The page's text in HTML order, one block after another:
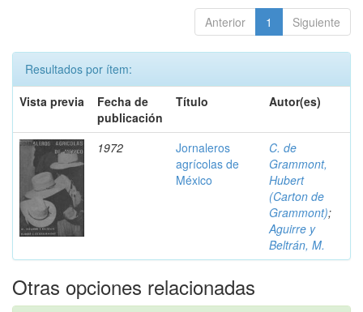
Anterior 1 Siguiente
Resultados por ítem:
Vista previa
Fecha de
publicación
Título Autor(es)
1972
Jornaleros
agrícolas de
México
C. de
Grammont,
Hubert
(Carton de
Grammont);
Aguirre y
Beltrán, M.
Otras opciones relacionadas